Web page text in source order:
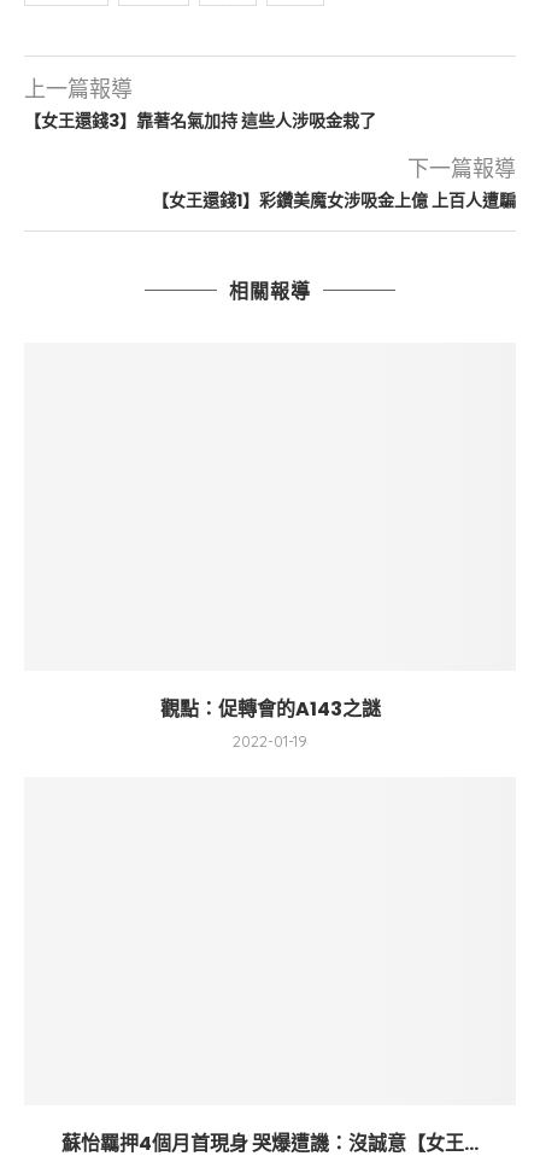
上一篇報導
【女王還錢3】靠著名氣加持 這些人涉吸金栽了
下一篇報導
【女王還錢1】彩鑽美魔女涉吸金上億 上百人遭騙
相關報導
觀點：促轉會的A143之謎
2022-01-19
蘇怡羈押4個月首現身 哭爆遭譏：沒誠意【女王...